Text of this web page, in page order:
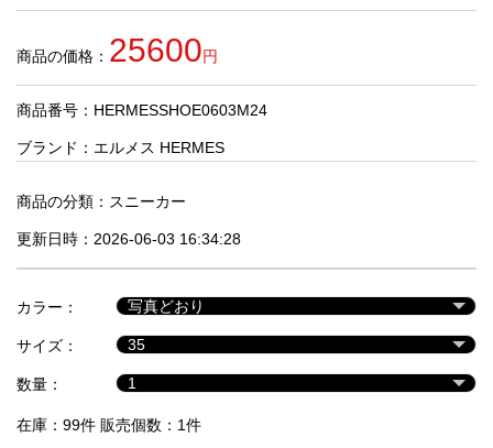
商
人
気
商
セ
ル
品
商品の価格： 25600円
商品番号：HERMESSHOE0603M24
ブランド： エルメス HERMES
商品の分類： スニーカー
更新日時：2026-06-03 16:34:28
カラー：
サイズ：
数量：
在庫：99件 販売個数：1件